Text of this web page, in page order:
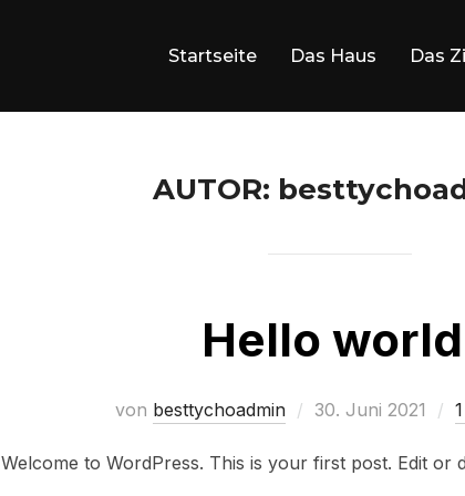
Startseite Das Haus Das
AUTOR:
Hello
von besttychoadmin
Veröffentlicht
30. Juni 2021
Welcome to WordPress. This is your first post. Edit or